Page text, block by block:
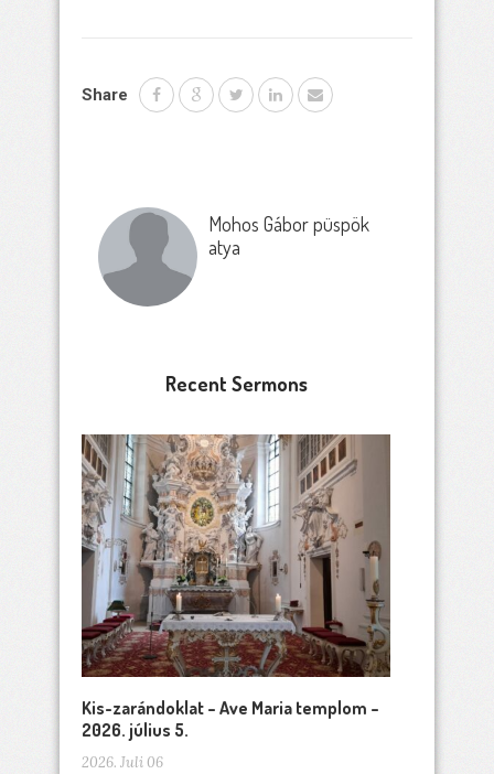
Share
Mohos Gábor püspök
atya
Recent Sermons
Kis-zarándoklat – Ave Maria templom –
2026. július 5.
2026. Juli 06